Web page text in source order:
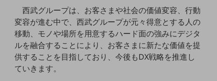
衛星携帯電話
IOT完了済みメーカーブランド製品
料金
料金TOP
ドコモBiz データ無制限 ドコモ MAX ドコモ mini ドコモBiz かけ放題
西武グループは、お客さまや社会の価値変容、行動
変容が進む中で、西武グループが元々得意とする人の
移動、モノや場所を用意するハード面の強みにデジタ
ルを融合することにより、お客さまに新たな価値を提
供することを目指しており、今後もDX戦略を推進し
ていきます。